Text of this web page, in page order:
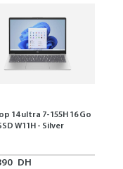
14 ultra 7-155H 16 Go
W11H - Silver
DH